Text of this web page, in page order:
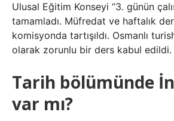
Ulusal Eğitim Konseyi “3. günün
tamamladı. Müfredat ve haftalık
komisyonda tartışıldı. Osmanlı
olarak zorunlu bir ders kabul edildi.
Tarih bölümünde
var mı?